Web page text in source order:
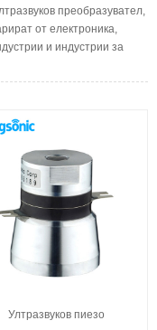
преобразувател,
от електроника,
и индустрии за
Ултразвуков пиезо